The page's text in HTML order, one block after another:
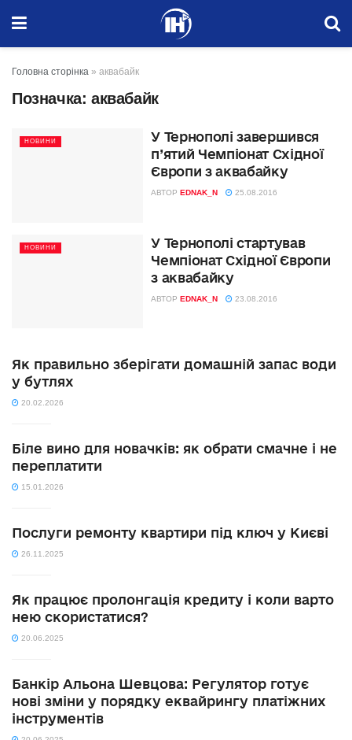
Головна сторінка » аквабайк
Позначка: аквабайк
НОВИНИ
У Тернополі завершився
п’ятий Чемпіонат Східної
Європи з аквабайку
АВТОР EDNAK_N 25.08.2016
НОВИНИ
У Тернополі стартував
Чемпіонат Східної Європи
з аквабайку
АВТОР EDNAK_N 23.08.2016
Як правильно зберігати домашній запас води
у бутлях
20.02.2026
Біле вино для новачків: як обрати смачне і не
переплатити
15.01.2026
Послуги ремонту квартири під ключ у Києві
26.11.2025
Як працює пролонгація кредиту і коли варто
нею скористатися?
20.06.2025
Банкір Альона Шевцова: Регулятор готує
нові зміни у порядку еквайрингу платіжних
інструментів